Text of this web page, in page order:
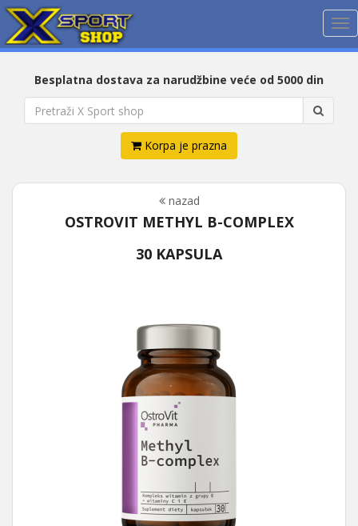
Besplatna dostava za narudžbine veće od 5000 din
Korpa je prazna
nazad
OSTROVIT METHYL B-COMPLEX
30 KAPSULA